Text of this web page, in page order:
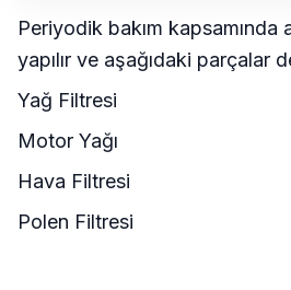
Periyodik bakım kapsamında
yapılır ve aşağıdaki parçalar
Yağ Filtresi
Motor Yağı
Hava Filtresi
Polen Filtresi